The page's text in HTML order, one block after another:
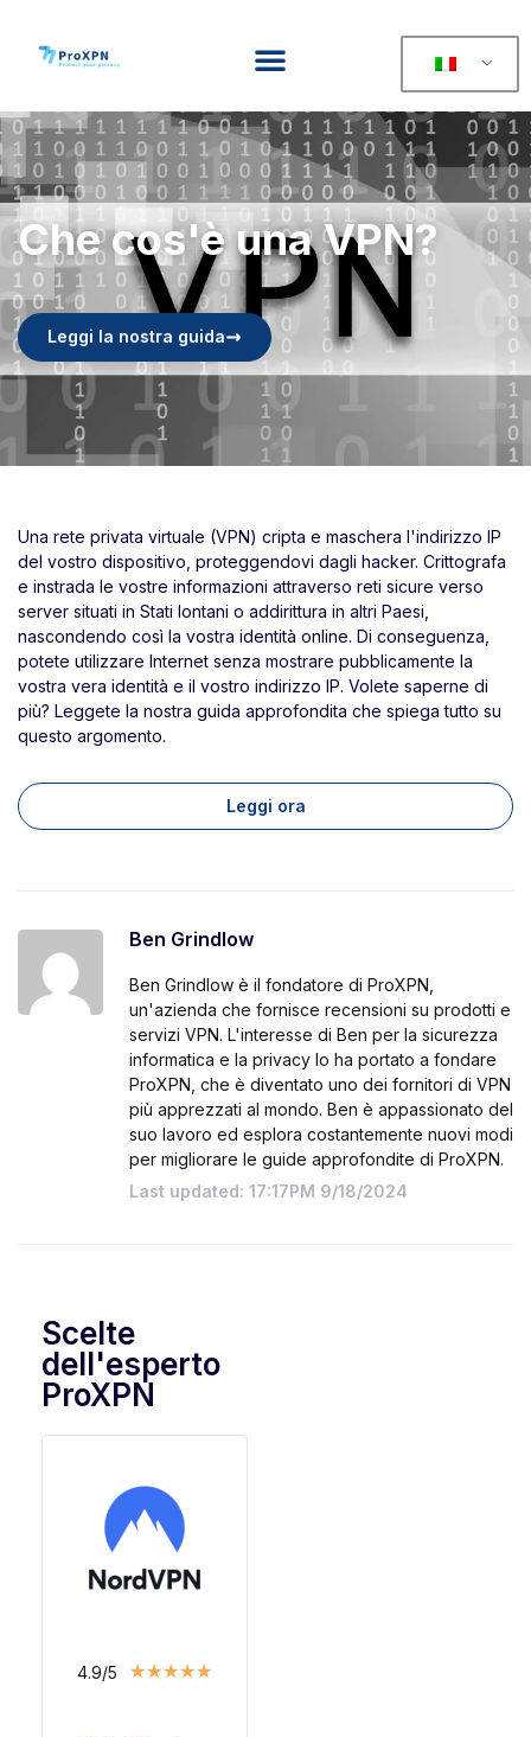
Che cos'è una VPN?
Leggi la nostra guida
Una rete privata virtuale (VPN) cripta e maschera l'indirizzo IP
del vostro dispositivo, proteggendovi dagli hacker. Crittografa
e instrada le vostre informazioni attraverso reti sicure verso
server situati in Stati lontani o addirittura in altri Paesi,
nascondendo così la vostra identità online. Di conseguenza,
potete utilizzare Internet senza mostrare pubblicamente la
vostra vera identità e il vostro indirizzo IP. Volete saperne di
più? Leggete la nostra guida approfondita che spiega tutto su
questo argomento.
Leggi ora
Ben Grindlow
Ben Grindlow è il fondatore di ProXPN,
un'azienda che fornisce recensioni su prodotti e
servizi VPN. L'interesse di Ben per la sicurezza
informatica e la privacy lo ha portato a fondare
ProXPN, che è diventato uno dei fornitori di VPN
più apprezzati al mondo. Ben è appassionato del
suo lavoro ed esplora costantemente nuovi modi
per migliorare le guide approfondite di ProXPN.
Last updated: 17:17PM 9/18/2024
Scelte
dell'esperto
ProXPN
4.9/5 ★★★★★